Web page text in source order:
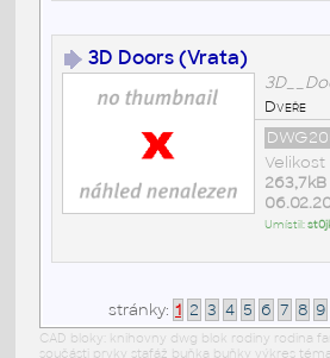
3D Doors (Vrata)
Dveře
Velikost
263,7kB
Umístil:
stránky: 1 2 3 4 5 6 7 8 9
CAD bloky: knihovny dwg blok rodiny rodina
součásti prvky stafáž buňka buňky výkres